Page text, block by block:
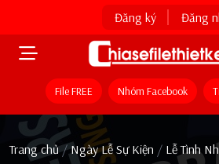
Đăng ký Đăng
File FREE Nhóm Facebook
Trang chủ / Ngày Lễ Sự Kiện / Lễ Tình